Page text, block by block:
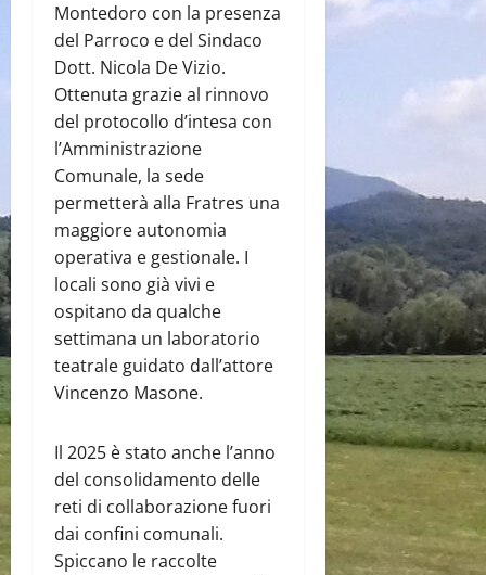
Montedoro con la presenza
del Parroco e del Sindaco
Dott. Nicola De Vizio.
Ottenuta grazie al rinnovo
del protocollo d’intesa con
l’Amministrazione
Comunale, la sede
permetterà alla Fratres una
maggiore autonomia
operativa e gestionale. I
locali sono già vivi e
ospitano da qualche
settimana un laboratorio
teatrale guidato dall’attore
Vincenzo Masone.
Il 2025 è stato anche l’anno
del consolidamento delle
reti di collaborazione fuori
dai confini comunali.
Spiccano le raccolte